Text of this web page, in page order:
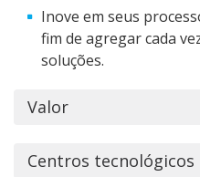
Inove em seus
fim de agregar cada
soluções.
Valor
Centros tecnológicos